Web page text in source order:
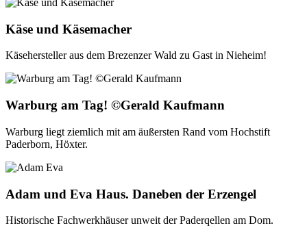
Käse und Käsemacher
Käsehersteller aus dem Brezenzer Wald zu Gast in Nieheim!
Warburg am Tag! ©Gerald Kaufmann
Warburg liegt ziemlich mit am äußersten Rand vom Hochstift
Paderborn, Höxter.
Adam und Eva Haus. Daneben der Erzengel
Historische Fachwerkhäuser unweit der Paderqellen am Dom.